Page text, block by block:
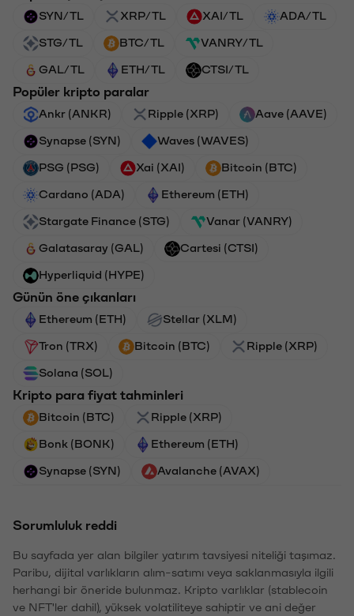
SYN/TL XRP/TL XAI/TL ADA/TL
STG/TL BTC/TL VANRY/TL
GAL/TL ETH/TL CTSI/TL
Popüler kripto paralar
Ankr (ANKR) Ripple (XRP) Aave (AAVE)
Synapse (SYN) Waves (WAVES)
PSG (PSG) Xai (XAI) Bitcoin (BTC)
Cardano (ADA) Ethereum (ETH)
Stargate Finance (STG) Vanar (VANRY)
Galatasaray (GAL) Cartesi (CTSI)
Hyperliquid (HYPE)
Günün öne çıkanları
Ethereum (ETH) Stellar (XLM)
Tron (TRX) Bitcoin (BTC) Ripple (XRP)
Solana (SOL)
Kripto para fiyat tahminleri
Bitcoin (BTC) Ripple (XRP)
Bonk (BONK) Ethereum (ETH)
Synapse (SYN) Avalanche (AVAX)
Sorumluluk reddi
Bu sayfada yer alan bilgiler yatırım tavsiyesi niteliği taşımaz.
Paribu, dijital varlıkların alım-satımı veya saklanmasıyla ilgili
herhangi bir öneride bulunmaz. Kripto varlıklar (stablecoin
ve NFT'ler dahil), yüksek volatiliteye sahiptir ve ani değer